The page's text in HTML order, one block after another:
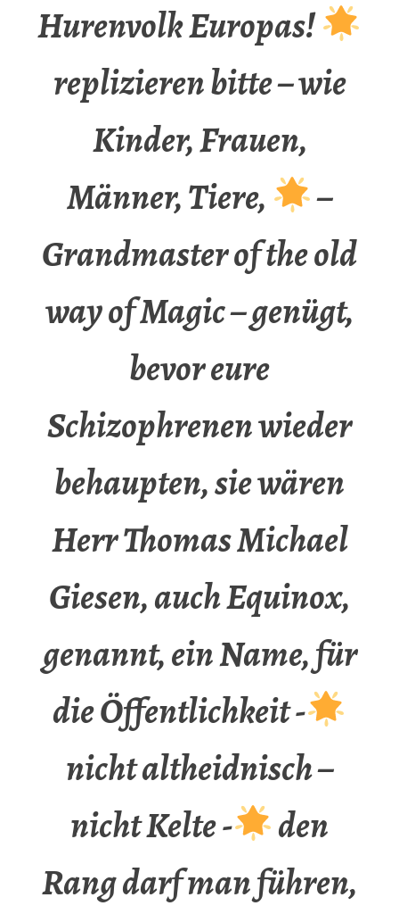
Hurenvolk Europas!
replizieren bitte – wie
Kinder, Frauen,
Männer, Tiere,
–
Grandmaster of the old
way of Magic – genügt,
bevor eure
Schizophrenen wieder
behaupten, sie wären
Herr Thomas Michael
Giesen, auch Equinox,
genannt, ein Name, für
die Öffentlichkeit -
nicht altheidnisch –
nicht Kelte -
den
Rang darf man führen,